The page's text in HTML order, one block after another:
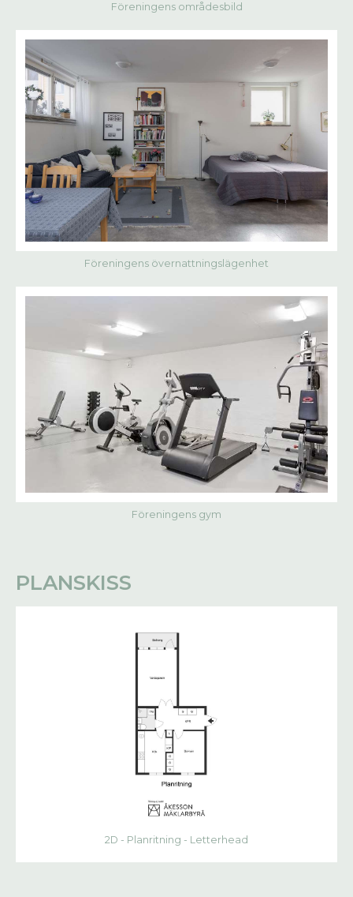
Föreningens områdesbild
Föreningens övernattningslägenhet
Föreningens gym
PLANSKISS
2D - Planritning - Letterhead